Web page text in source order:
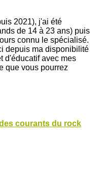
2021), j'ai été
de 14 à 23 ans) puis
connu le spécialisé.
depuis ma disponibilité
d'éducatif avec mes
que vous pourrez
courants du rock